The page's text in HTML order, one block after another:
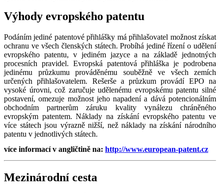
Výhody evropského patentu
Podáním jediné patentové přihlášky má přihlašovatel možnost získat
ochranu ve všech členských státech. Probíhá jediné řízení o udělení
evropského patentu, v jediném jazyce a na základě jednotných
procesních pravidel. Evropská patentová přihláška je podrobena
jedinému průzkumu prováděnému souběžně ve všech zemích
určených přihlašovatelem. Rešerše a průzkum provádí EPO na
vysoké úrovni, což zaručuje udělenému evropskému patentu silné
postavení, omezuje možnost jeho napadení a dává potencionálním
obchodním partnerům záruku kvality vynálezu chráněného
evropským patentem. Náklady na získání evropského patentu ve
více státech jsou výrazně nižší, než náklady na získání národního
patentu v jednotlivých státech.
více informací v angličtině na: http://www.european-patent.cz
Mezinárodní cesta